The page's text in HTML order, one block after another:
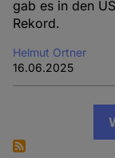
gab es in den
Rekord.
Helmut Ortner
16.06.2025